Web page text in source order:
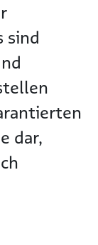
sind
dar,